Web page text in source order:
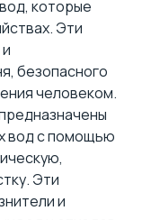
которые
Эти
безопасного
человеком.
вод с помощью
Эти
и